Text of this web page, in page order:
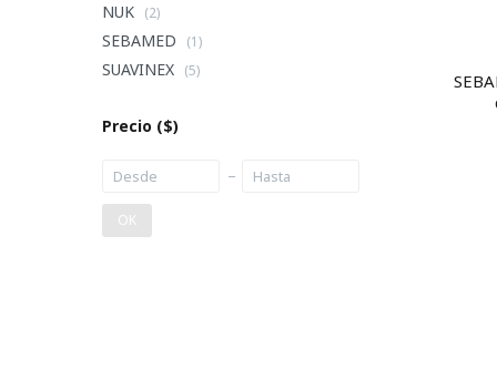
NUK (2)
SEBAMED (1)
SUAVINEX (5)
Precio ($)
OK